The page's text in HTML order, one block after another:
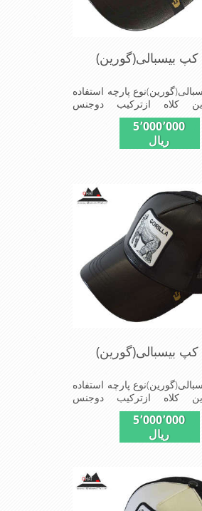
کپ بیسبالی(گورین)
پارچه استفاده
کلاه ازترکیب دوجنس
که با
ونقاب که مناسب این شکل
ازدیگرخصوصیات این کلاه می باشندmade
5٬000٬000
ریال
کپ بیسبالی(گورین)
پارچه استفاده
کلاه ازترکیب دوجنس
که با
ونقاب که مناسب این شکل
فرمی
ازدیگرخصوصیات این کلاه می باشندmade
5٬000٬000
ریال